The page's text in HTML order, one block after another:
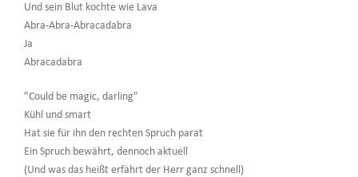
Und sein Blut kochte wie Lava
Abra-Abra-Abracadabra
Ja
Abracadabra
"Could be magic, darling"
Kühl und smart
Hat sie für ihn den rechten Spruch parat
Ein Spruch bewährt, dennoch aktuell
(Und was das heißt erfährt der Herr ganz schnell)